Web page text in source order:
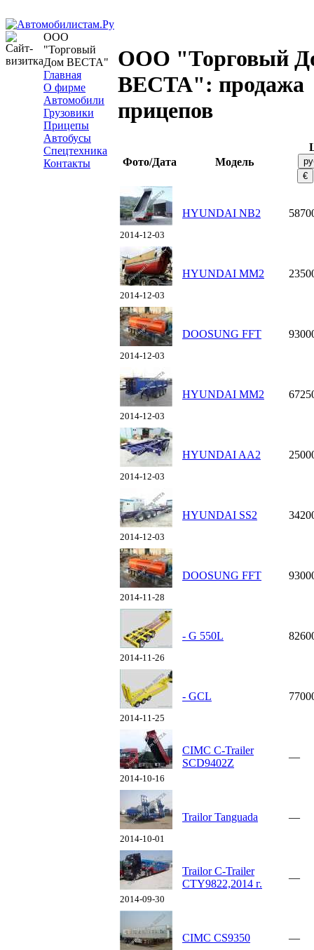
ООО
"Торговый
Дом ВЕСТА"
Главная
О фирме
Автомобили
Грузовики
Прицепы
Автобусы
Спецтехника
Контакты
ООО "Торговый
ВЕСТА": продажа
прицепов
Фото/Дата Модель
2014-12-03
HYUNDAI NB2
2014-12-03
HYUNDAI MM2
2014-12-03
DOOSUNG FFT
2014-12-03
HYUNDAI MM2
2014-12-03
HYUNDAI AA2
2014-12-03
HYUNDAI SS2
2014-11-28
DOOSUNG FFT
2014-11-26
- G 550L
2014-11-25
- GCL
2014-10-16
CIMC C-Trailer
SCD9402Z
—
2014-10-01
Trailor Tanguada —
2014-09-30
Trailor C-Trailer
CTY9822,2014 г.
—
CIMC CS9350 —